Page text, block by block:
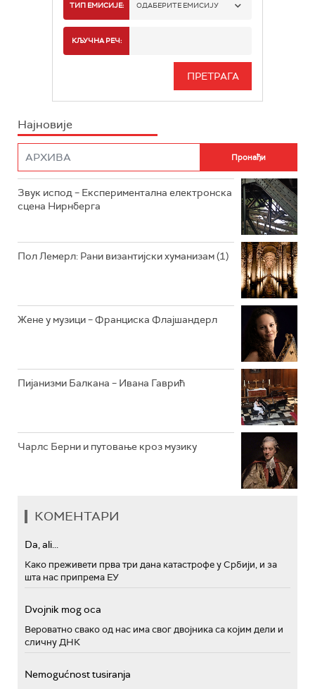
РАДИО БЕОГРАД 1
РАДИО БЕОГРАД 3
РАДИО РОКЕНРОЛЕР
РАДИО ЏЕЗЕР
ТИП ЕМИСИЈЕ: ОДАБЕРИТЕ ЕМИСИЈУ
ИНФО
КЉУЧНА РЕЧ:
Најновије
Звук испод – Експериментална електронска
сцена Нирнберга
Пол Лемерл: Рани византијски хуманизам (1)
Жене у музици – Франциска Флајшандерл
Пијанизми Балкана – Ивана Гаврић
Чарлс Берни и путовање кроз музику
КОМЕНТАРИ
Da, ali...
Како преживети прва три дана катастрофе у Србији, и за
шта нас припрема ЕУ
Dvojnik mog oca
Вероватно свако од нас има свог двојника са којим дели и
сличну ДНК
Nemogućnost tusiranja